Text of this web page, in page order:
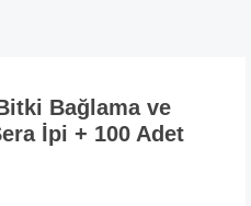
Bağlama ve
İpi + 100 Adet